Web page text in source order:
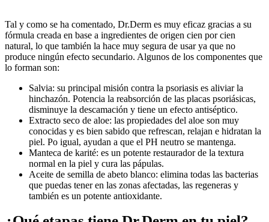
Tal y como se ha comentado, Dr.Derm es muy eficaz gracias a su
fórmula creada en base a ingredientes de origen cien por cien
natural, lo que también la hace muy segura de usar ya que no
produce ningún efecto secundario. Algunos de los componentes que
lo forman son:
Salvia: su principal misión contra la psoriasis es aliviar la
hinchazón. Potencia la reabsorción de las placas psoriásicas,
disminuye la descamación y tiene un efecto antiséptico.
Extracto seco de aloe: las propiedades del aloe son muy
conocidas y es bien sabido que refrescan, relajan e hidratan la
piel. Po igual, ayudan a que el PH neutro se mantenga.
Manteca de karité: es un potente restaurador de la textura
normal en la piel y cura las pápulas.
Aceite de semilla de abeto blanco: elimina todas las bacterias
que puedas tener en las zonas afectadas, las regeneras y
también es un potente antioxidante.